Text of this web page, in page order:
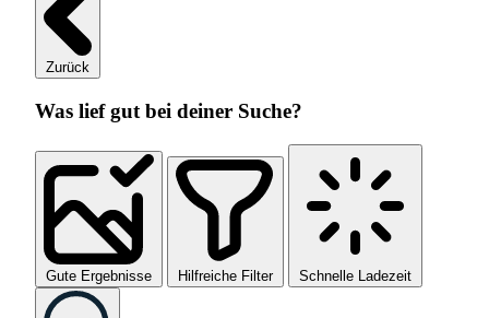
Zurück
Was lief gut bei deiner Suche?
Gute Ergebnisse Hilfreiche Filter Schnelle Ladezeit